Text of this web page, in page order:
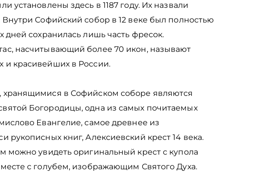
установлены здесь в 1187 году. Их назвали
Внутри Софийский собор в 12 веке был полностью
дней сохранилась лишь часть фресок.
насчитывающий более 70 икон, называют
красивейших в России.
хранящимися в Софийском соборе являются
Богородицы, одна из самых почитаемых
Евангелие, самое древнее из
рукописных книг, Алексиевский крест 14 века.
можно увидеть оригинальный крест с купола
с голубем, изображающим Святого Духа.